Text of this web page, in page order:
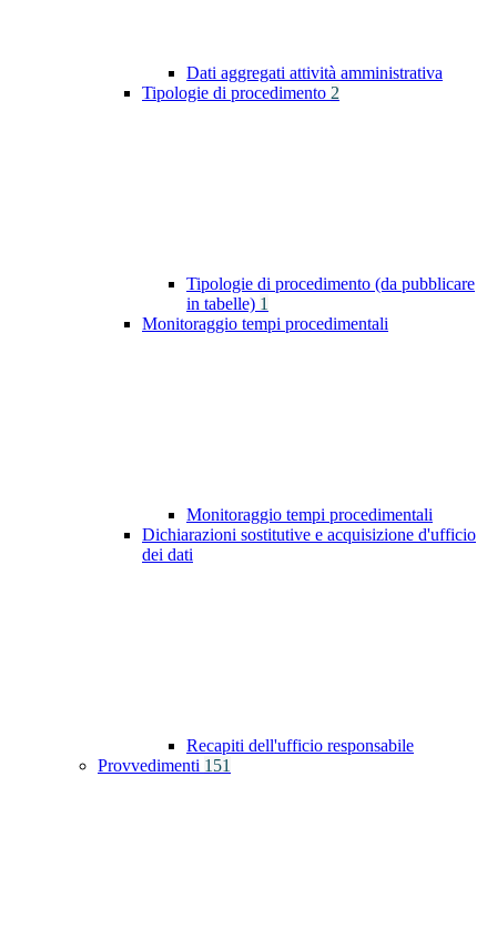
Dati aggregati attività amministrativa
Tipologie di procedimento 2
Tipologie di procedimento (da pubblicare
in tabelle) 1
Monitoraggio tempi procedimentali
Monitoraggio tempi procedimentali
Dichiarazioni sostitutive e acquisizione d'ufficio
dei dati
Recapiti dell'ufficio responsabile
Provvedimenti 151